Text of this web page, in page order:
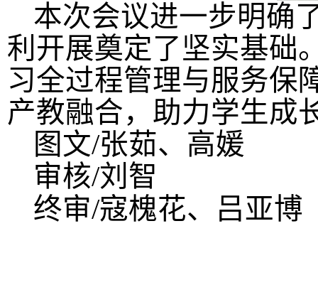
本次会议进一步明确
利开展奠定了坚实基础
习全过程管理与服务保
产教融合，助力学生成
图文/张茹、高媛
审核/刘智
终审/寇槐花、吕亚博